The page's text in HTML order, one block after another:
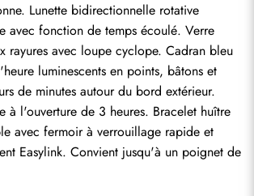
Lunette bidirectionnelle rotative
avec fonction de temps écoulé. Verre
rayures avec loupe cyclope. Cadran bleu
luminescents en points, bâtons et
de minutes autour du bord extérieur.
à l'ouverture de 3 heures. Bracelet huître
avec fermoir à verrouillage rapide et
Easylink. Convient jusqu'à un poignet de